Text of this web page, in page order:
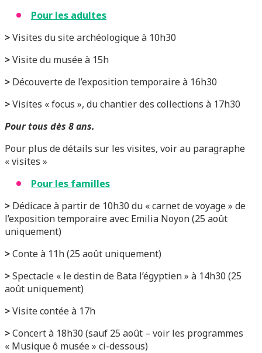
Pour les adultes
>Visites du site archéologique à 10h30
>Visite du musée à 15h
> Découverte de l’exposition temporaire à 16h30
>Visites « focus », du chantier des collections à 17h30
Pour tous dès 8 ans.
Pour plus de détails sur les visites, voir au paragraphe
« visites »
Pour les familles
> Dédicace à partir de 10h30 du « carnet de voyage » de
l’exposition temporaire avec Emilia Noyon (25 août
uniquement)
>Conte à 11h (25 août uniquement)
>Spectacle « le destin de Bata l’égyptien » à 14h30 (25
août uniquement)
>Visite contée à 17h
>Concert à 18h30 (sauf 25 août – voir les programmes
« Musique ô musée » ci-dessous)